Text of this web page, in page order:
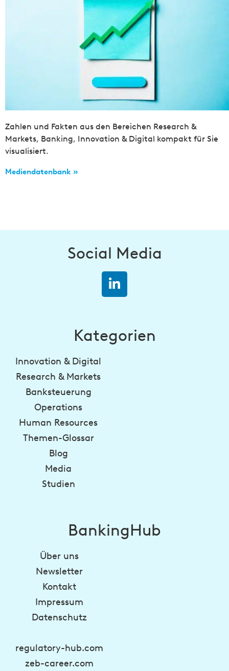
Zahlen und Fakten aus den Bereichen Research &
Markets, Banking, Innovation & Digital kompakt für Sie
visualisiert.
Mediendatenbank »
Social Media
Kategorien
Innovation & Digital
Research & Markets
Banksteuerung
Operations
Human Resources
Themen-Glossar
Blog
Media
Studien
BankingHub
Über uns
Newsletter
Kontakt
Impressum
Datenschutz
regulatory-hub.com
zeb-career.com